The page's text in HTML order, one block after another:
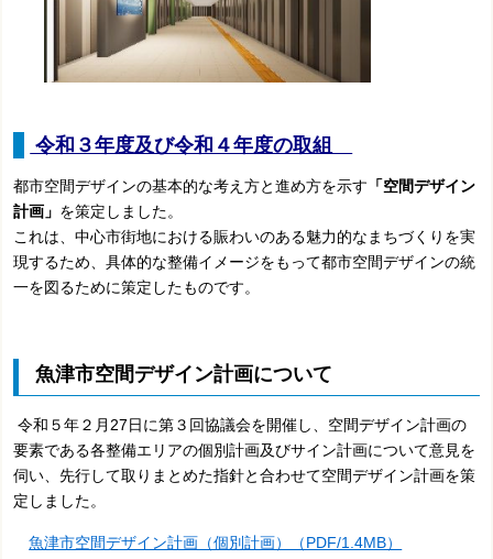
令和３年度及び令和４年度の取組
都市空間デザインの基本的な考え方と進め方を示す 「空間デザイン
計画」 を策定しました。
これは、中心市街地における賑わいのある魅力的なまちづくりを実
現するため、具体的な整備イメージをもって都市空間デザインの統
一を図るために策定したものです。
魚津市空間デザイン計画について
令和５年２月27日に第３回協議会を開催し、空間デザイン計画の
要素である各整備エリアの個別計画及びサイン計画について意見を
伺い、先行して取りまとめた指針と合わせて空間デザイン計画を策
定しました。
魚津市空間デザイン計画（個別計画）（PDF/1.4MB）